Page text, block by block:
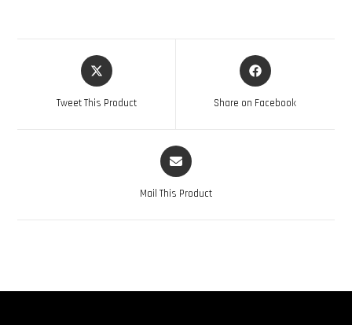
Tweet This Product Share on Facebook
Mail This Product